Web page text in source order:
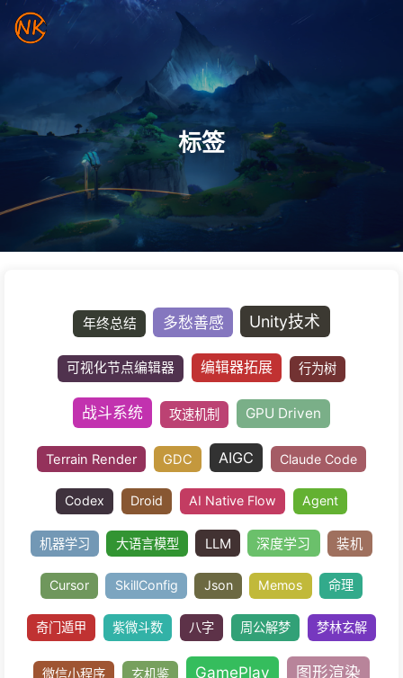
标签
年终总结 多愁善感 Unity技术
可视化节点编辑器 编辑器拓展
战斗系统 攻速机制 GPU Driven
Terrain Render GDC AIGC Claude
Codex Droid AI Native Flow
机器学习 大语言模型 LLM 深度学习